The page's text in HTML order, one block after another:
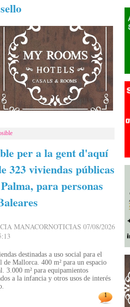
per a la gent d'aquí
323 viviendas públicas
para personas
MANACORNOTICIAS 07/08/2026
destinadas a uso social para el
de Mallorca. 400 m² para un espacio
3.000 m² para equipamientos
a la infancia y otros usos de interés
1